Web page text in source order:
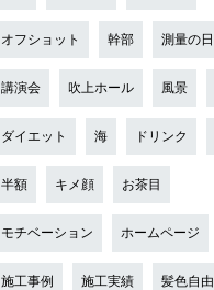
オフショット 幹部 測量の日
講演会 吹上ホール 風景
ダイエット 海 ドリンク
半額 キメ顔 お茶目
モチベーション ホームページ
施工事例 施工実績 髪色自由